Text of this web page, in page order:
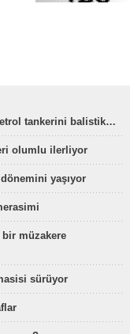
tankerini balistik…
olumlu ilerliyor
yaşıyor
bir müzakere
sürüyor